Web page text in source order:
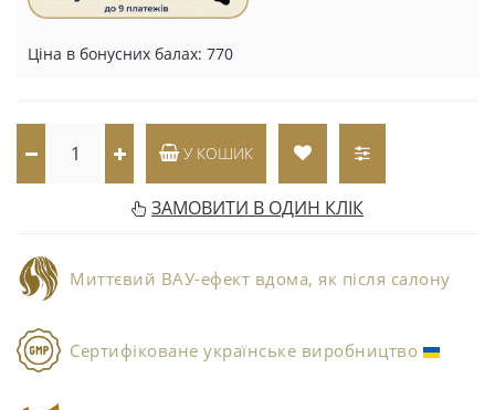
Ціна в бонусних балах: 770
У КОШИК
ЗАМОВИТИ В ОДИН КЛІК
Миттєвий ВАУ-ефект вдома, як після салону
Сертифіковане українське виробництво